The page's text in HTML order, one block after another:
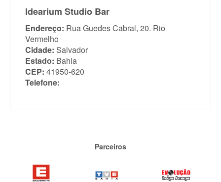
Idearium Studio Bar
Endereço: Rua Guedes Cabral, 20. Rio
Vermelho
Cidade: Salvador
Estado: Bahia
CEP: 41950-620
Telefone:
Parceiros